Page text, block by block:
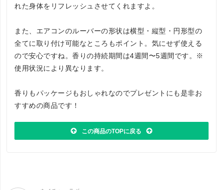
れた身体をリフレッシュさせてくれますよ。
また、エアコンのルーバーの形状は横型・縦型・円形型の
全てに取り付け可能なところもポイント。気にせず使える
ので安心ですね。香りの持続期間は4週間〜5週間です。※
使用状況により異なります。
香りもパッケージもおしゃれなのでプレゼントにも是非お
すすめの商品です！
この商品のTOPに戻る